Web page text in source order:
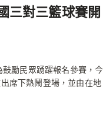
三對三籃球賽開
勵民眾踴躍報名參賽，今
席下熱鬧登場，並由在地